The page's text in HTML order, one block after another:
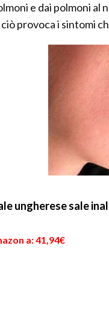
e dai polmoni
provoca i sintomi
ungherese sale
a: 41,94€